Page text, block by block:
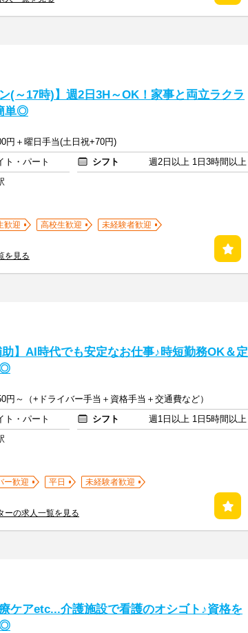
(～17時)】週2日3H～OK！家事と両立ラクラ
単◎
円＋曜日手当(土日祝+70円)
ト・パート シフト
週2日以上 1日3時間以上
歓迎 高校生歓迎
未経験者歓迎
を見る
助】AI時代でも安定なお仕事♪時短勤務OK＆定
◎
円～（+ドライバー手当＋資格手当＋交通費など）
ト・パート シフト
週1日以上 1日5時間以上
ー歓迎 平日
未経験者歓迎
ーの求人一覧を見る
ケアetc...介護施設で看護のオシゴト♪資格を
◎